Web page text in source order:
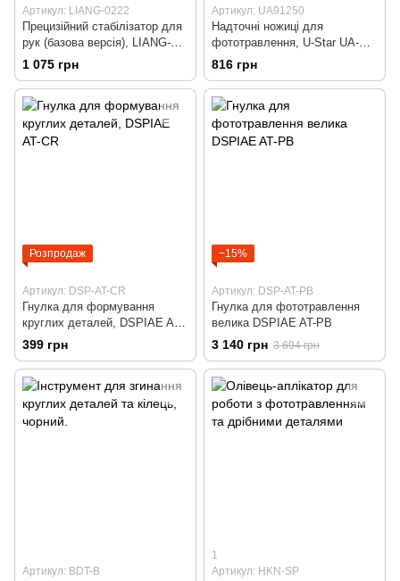
Артикул: LIANG-0222
Прецизійний стабілізатор для
рук (базова версія), LIANG-
0222
1 075 грн
Артикул: UA91250
Надточні ножиці для
фототравлення, U-Star UA-
91250
816 грн
Розпродаж
Артикул: DSP-AT-CR
Гнулка для формування
круглих деталей, DSPIAE AT-
CR
399 грн
−15%
Артикул: DSP-AT-PB
Гнулка для фототравлення
велика DSPIAE AT-PB
3 140 грн 3 694 грн
Артикул: BDT-B
1
Артикул: HKN-SP